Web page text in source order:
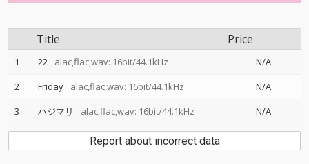
Title Price
1 22 alac,flac,wav: 16bit/44.1kHz
N/A
2
Friday alac,flac,wav: 16bit/44.1kHz
N/A
3
ハジマリ alac,flac,wav: 16bit/44.1kHz N/A
Report about incorrect data